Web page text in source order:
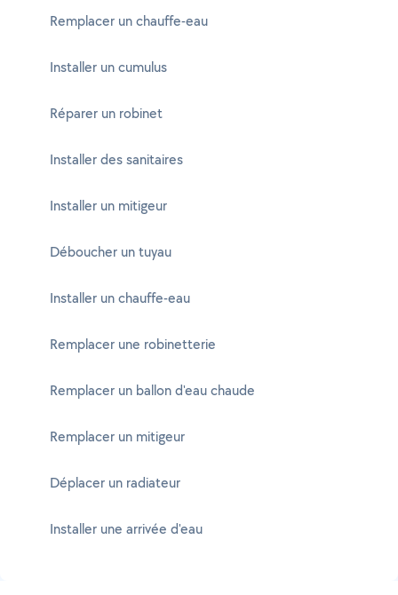
Remplacer un chauffe-eau
Installer un cumulus
Réparer un robinet
Installer des sanitaires
Installer un mitigeur
Déboucher un tuyau
Installer un chauffe-eau
Remplacer une robinetterie
Remplacer un ballon d'eau chaude
Remplacer un mitigeur
Déplacer un radiateur
Installer une arrivée d'eau